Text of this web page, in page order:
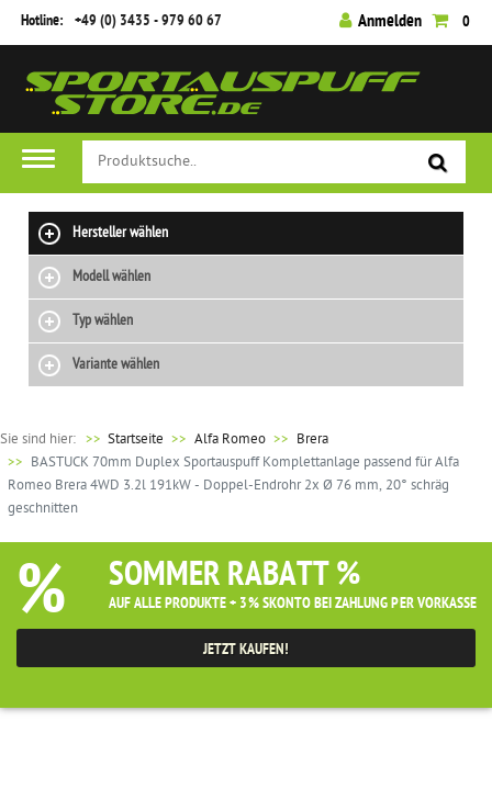
Hotline: +49 (0) 3435 - 979 60 67 Anmelden 0
Hersteller wählen
Modell wählen
Typ wählen
Variante wählen
Sie sind hier: >> Startseite Alfa Romeo
Brera
BASTUCK 70mm Duplex Sportauspuff Komplettanlage passend für Alfa
Romeo Brera 4WD 3.2l 191kW - Doppel-Endrohr 2x Ø 76 mm, 20° schräg
geschnitten
% SOMMER RABATT %
AUF ALLE PRODUKTE + 3% SKONTO BEI ZAHLUNG PER VORKASSE
JETZT KAUFEN!